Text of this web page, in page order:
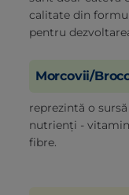
calitate din
pentru
Morcovii/
reprezintă o
nutrienți -
fibre.